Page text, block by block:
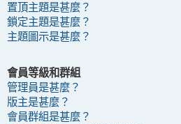
置頂主題是甚麼？
鎖定主題是甚麼？
主題圖示是甚麼？
會員等級和群組
管理員是甚麼？
版主是甚麼？
會員群組是甚麼？